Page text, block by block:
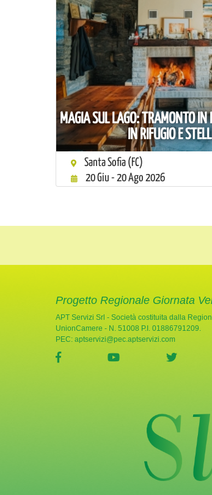
MAGIA SUL LAGO: TRAMONTO IN
IN RIFUGIO E
Santa Sofia (FC)
20 Giu - 20 Ago 2026
Progetto Regionale Giornata
APT Servizi Srl - Società costituita dalla
UnionCamere - N. 51008 P.I. 01886791209.
PEC: aptservizi@pec.aptservizi.com
visita la pagina Facebook di
visita la paginavisita